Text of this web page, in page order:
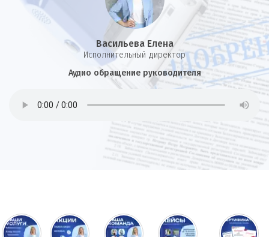
Васильева Елена
И сполнительный директор
Аудио обращение руководителя